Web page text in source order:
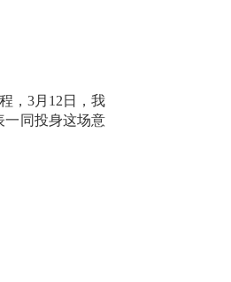
， 3月 12 日，我
一同投身这场意